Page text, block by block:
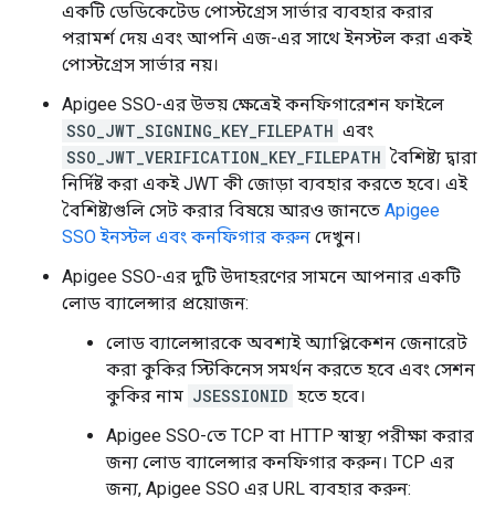
একটি ডেডিকেটেড পোস্টগ্রেস সার্ভার ব্যবহার করার
পরামর্শ দেয় এবং আপনি এজ-এর সাথে ইনস্টল করা একই
পোস্টগ্রেস সার্ভার নয়।
Apigee SSO-এর উভয় ক্ষেত্রেই কনফিগারেশন ফাইলে
SSO_JWT_SIGNING_KEY_FILEPATH এবং
SSO_JWT_VERIFICATION_KEY_FILEPATH বৈশিষ্ট্য দ্বারা
নির্দিষ্ট করা একই JWT কী জোড়া ব্যবহার করতে হবে। এই
বৈশিষ্ট্যগুলি সেট করার বিষয়ে আরও জানতে Apigee
SSO ইনস্টল এবং কনফিগার করুন দেখুন।
Apigee SSO-এর দুটি উদাহরণের সামনে আপনার একটি
লোড ব্যালেন্সার প্রয়োজন:
লোড ব্যালেন্সারকে অবশ্যই অ্যাপ্লিকেশন জেনারেট
করা কুকির স্টিকিনেস সমর্থন করতে হবে এবং সেশন
কুকির নাম JSESSIONID হতে হবে।
Apigee SSO-তে TCP বা HTTP স্বাস্থ্য পরীক্ষা করার
জন্য লোড ব্যালেন্সার কনফিগার করুন। TCP এর
জন্য, Apigee SSO এর URL ব্যবহার করুন: